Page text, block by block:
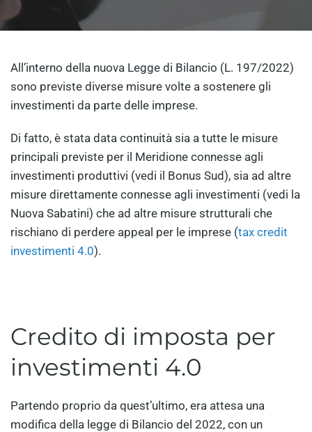
All’interno della nuova Legge di Bilancio (L. 197/2022)
sono previste diverse misure volte a sostenere gli
investimenti da parte delle imprese.
Di fatto, è stata data continuità sia a tutte le misure
principali previste per il Meridione connesse agli
investimenti produttivi (vedi il Bonus Sud), sia ad altre
misure direttamente connesse agli investimenti (vedi la
Nuova Sabatini) che ad altre misure strutturali che
rischiano di perdere appeal per le imprese (tax credit
investimenti 4.0).
Credito di imposta per
investimenti 4.0
Partendo proprio da quest’ultimo, era attesa una
modifica della legge di Bilancio del 2022, con un